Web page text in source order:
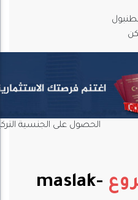
الحصول على الجنسية
maslak-